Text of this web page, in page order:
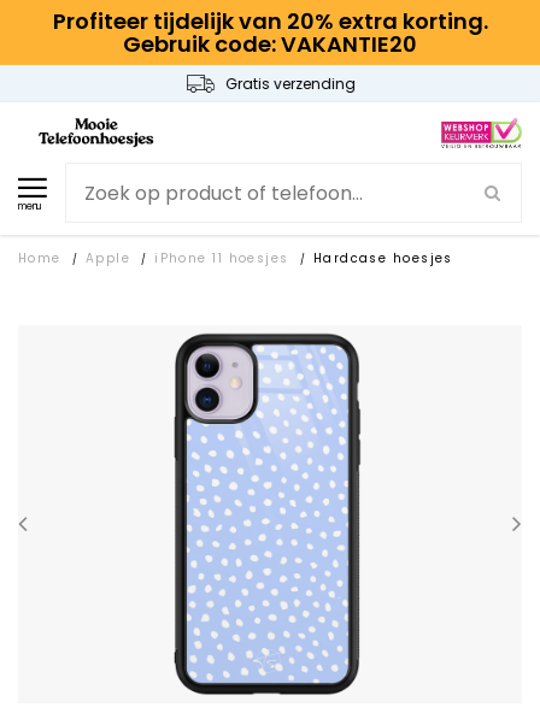
Profiteer tijdelijk van 20% extra korting.
Gebruik code: VAKANTIE20
Gratis verzending
menu
Home / Apple / iPhone 11 hoesjes / Hardcase hoesjes